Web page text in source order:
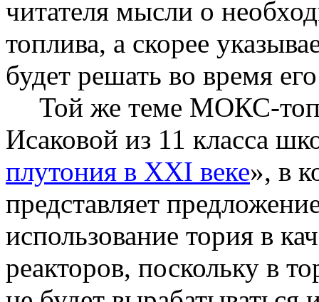
читателя мысли о
топлива, а скорее
будет решать во время
Той же теме МОКС-
Исаковой из 11 класса
плутония в ХХI веке», в
представляет
использование тория в
реакторов, поскольку в